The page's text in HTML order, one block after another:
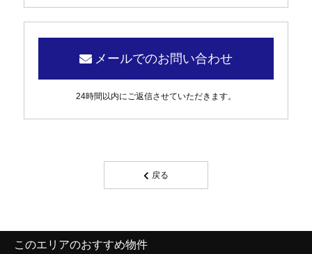
メールでのお問い合わせ
24時間以内にご返信させていただきます。
戻る
このエリアのおすすめ物件